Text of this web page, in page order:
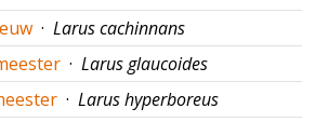
· Larus cachinnans
· Larus glaucoides
· Larus hyperboreus